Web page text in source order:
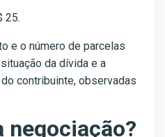
25.
e o número de parcelas
da dívida e a
contribuinte, observadas
negociação?